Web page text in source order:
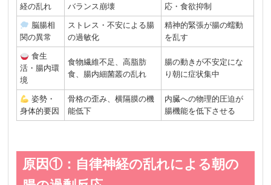
経の乱れ
バランス崩壊
応・食欲抑制
脳腸相
関の異常
ストレス・不安による腸
の過敏化
精神的緊張が腸の蠕動
を乱す
食生
活・腸内環
境
食物繊維不足、高脂肪
食、腸内細菌叢の乱れ
腸の動きが不安定にな
り朝に症状集中
姿勢・
身体的要因
骨格の歪み、横隔膜の機
能低下
内臓への物理的圧迫が
腸機能を低下させる
原因①：自律神経の乱れによる朝の